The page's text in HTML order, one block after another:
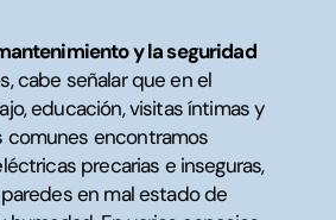
y la seguridad
cabe señalar que en el
educación, visitas íntimas y
comunes encontramos
precarias e inseguras,
en mal estado de